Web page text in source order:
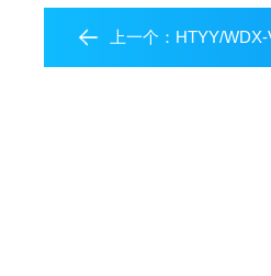
上一个： HTYY/WDX-V热电